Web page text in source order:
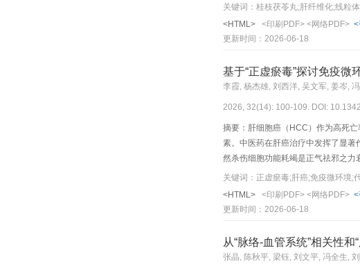
酸氨基转移酶（ALT）、天冬氨酸氨
微观细胞结构改变及损伤；流式细
量聚合酶链式反应（Real-time PCR
细胞结构紊乱伴炎性浸润，胶原沉
NLRP3 mRNA水平显著升高（
（P<0.05），GFW-M组、GFW-H组
微结构损伤不同程度减轻；GFW各
GFW-M组、GFW-H组和DZW组
GSDMD-N蛋白表达显著下调（
关键词：桂枝茯苓丸;肝纤维化;线粒
<HTML>
<印刷PDF> <网络PDF> <
更新时间：2026-06-18
基于“正虚瘀毒”探讨免疫微
李霞, 杨杰雄, 刘西洋, 吴文军, 姜岑,
2026, 32(14): 100-109. DOI:
摘要：肝细胞癌（HCC）作为高死
素。中医药在肝癌治疗中发挥了显著
然杀伤细胞功能耗竭是正气祛邪之
是正气自稳之机失调的体现；MR是“
侵袭转移；瘀毒具有耗损性，体现
虚致瘀-瘀毒伤正”病机链。扶正化瘀
体1（PD-1）等免疫检查点，重塑
物生成。故该治法通过协同调节免疫
关键词：正虚瘀毒;肝癌;免疫微环境;
<HTML>
<印刷PDF> <网络PDF> <
更新时间：2026-06-18
从“脉络-血管系统”相关性
张晶, 陈秋平, 梁钰, 刘文平, 冯全生,